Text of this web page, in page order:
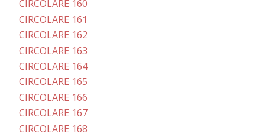
CIRCOLARE 160
CIRCOLARE 161
CIRCOLARE 162
CIRCOLARE 163
CIRCOLARE 164
CIRCOLARE 165
CIRCOLARE 166
CIRCOLARE 167
CIRCOLARE 168